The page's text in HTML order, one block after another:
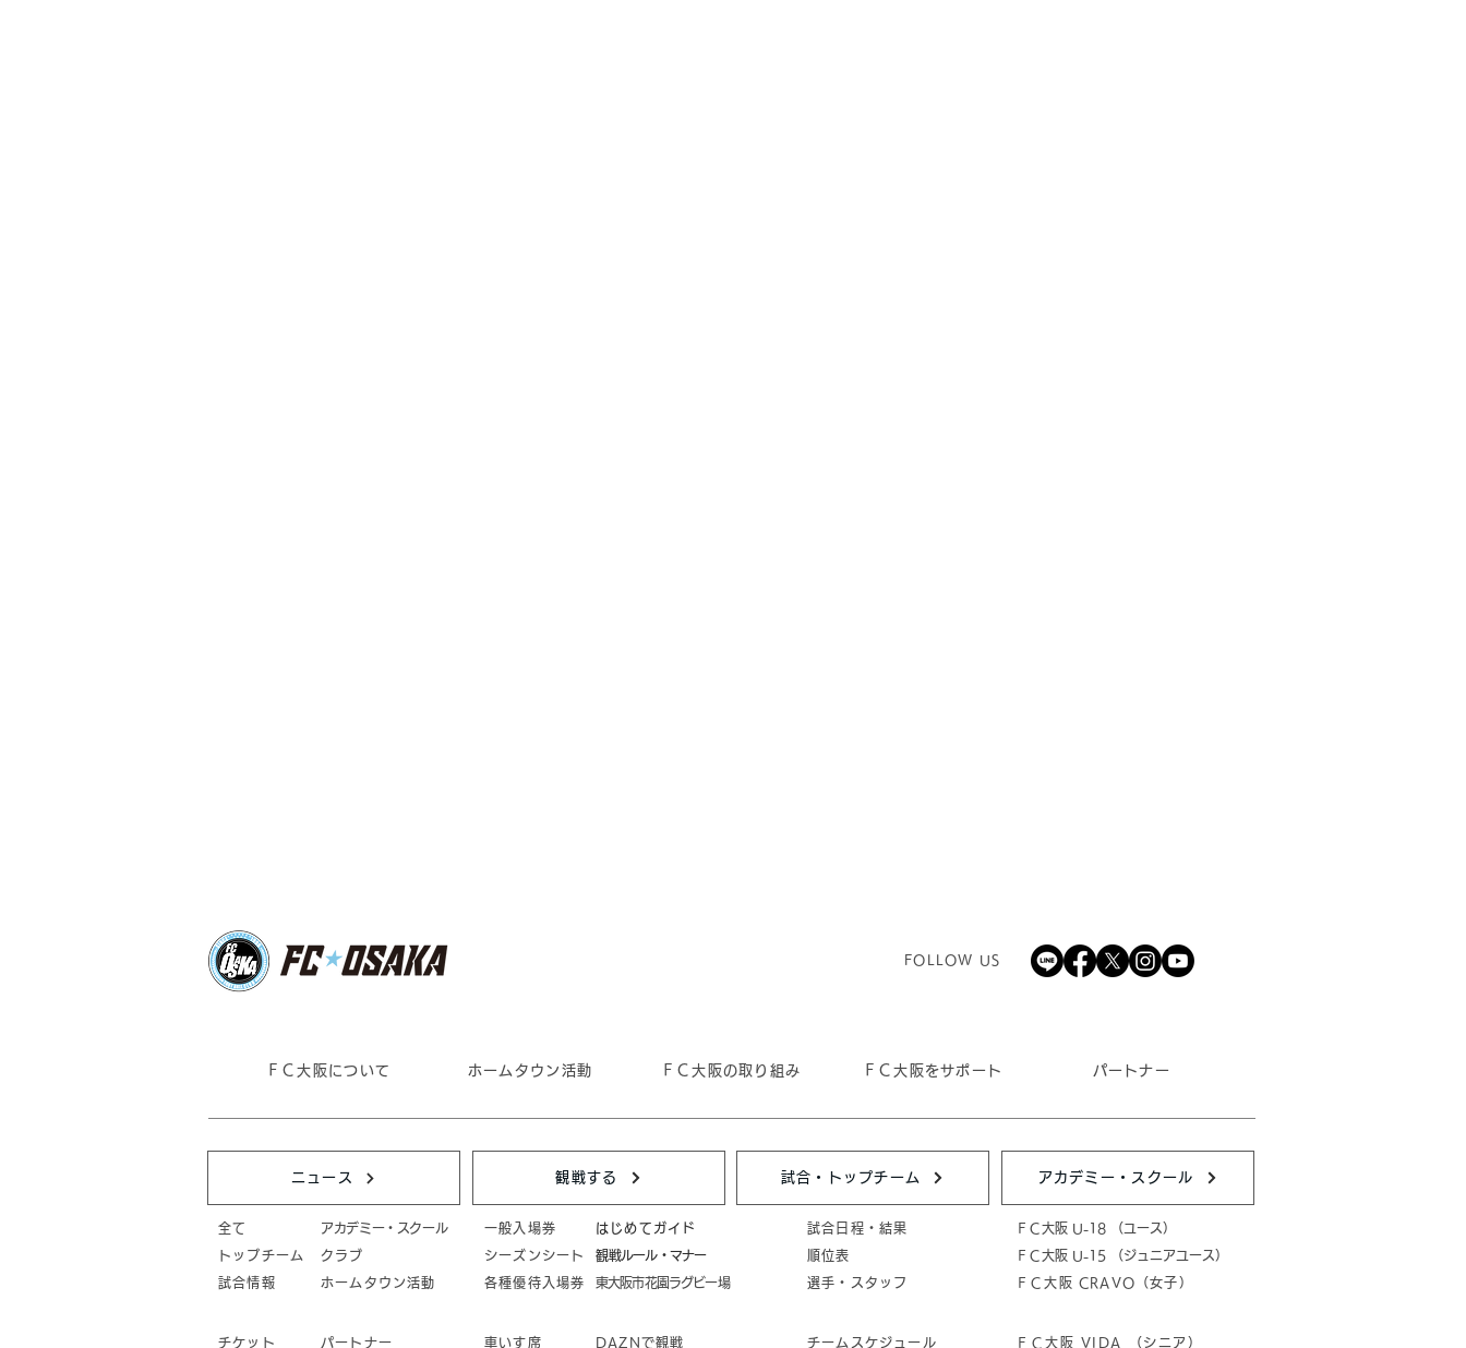
FOLLOW US
ＦＣ大阪について ホームタウン活動 ＦＣ大阪の取り組み ＦＣ大阪をサポート パートナー
ニュース
全て
トップチーム
試合情報
アカデミー・スクール
クラブ
ホームタウン活動
チケット パートナー
観戦する 試合・トップチーム
一般入場券
シーズンシート
各種優待入場券
はじめてガイド
​観戦ルール・マナー
東大阪市花園ラグビー場
試合日程・結果
順位表
選手・スタッフ
車いす席 DAZNで観戦 チームスケジュール
アカデミー・スクール
ＦＣ大阪 U-18 （ユース）
ＦＣ大阪 U-15 （ジュニアユース）
ＦＣ大阪 CRAVO（女子）
ＦＣ大阪 VIDA （シニア）